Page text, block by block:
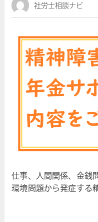
社労士相談ナビ
仕事、人間関係、金銭
環境問題から発症する